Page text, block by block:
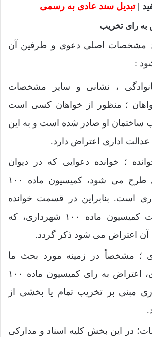
|تبدیل سند عادی به رسمی
رای تخریب
مشخصات اصلی دعوی و طرفین آن
:
، نشانی و سایر مشخصات
؛ منظور از خواهان کسی است
ساختمان او صادر شده است و به این
عدالت اداری اعتراض دارد.
؛ خوانده دعوایی که در دیوان
عدالت اداری طرح می شود، کمیسیون ماده ۱۰۰
است. بنابراین در قسمت خوانده
باید مشخصات کمیسیون ماده ۱۰۰ شهرداری، که
آن اعتراض می شود ذکر گردد.
؛ مشخصاً در زمینه مورد بحث ما
موضوع دعوی، اعتراض به رای کمیسیون ماده ۱۰۰
مبنی بر تخریب تمام یا بخشی از
در این بخش کلیه اسناد و مدارکی